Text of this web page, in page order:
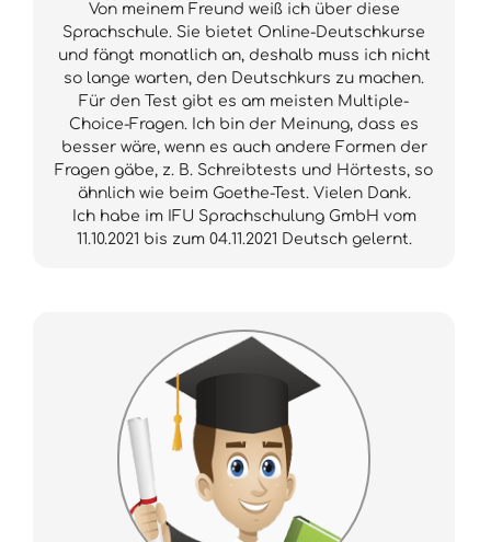
Von meinem Freund weiß ich über diese
Sprachschule. Sie bietet Online-Deutschkurse
und fängt monatlich an, deshalb muss ich nicht
so lange warten, den Deutschkurs zu machen.
Für den Test gibt es am meisten Multiple-
Choice-Fragen. Ich bin der Meinung, dass es
besser wäre, wenn es auch andere Formen der
Fragen gäbe, z. B. Schreibtests und Hörtests, so
ähnlich wie beim Goethe-Test. Vielen Dank.
Ich habe im IFU Sprachschulung GmbH vom
11.10.2021 bis zum 04.11.2021 Deutsch gelernt.